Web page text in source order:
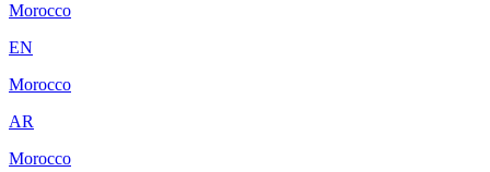
Morocco
EN
Morocco
AR
Morocco